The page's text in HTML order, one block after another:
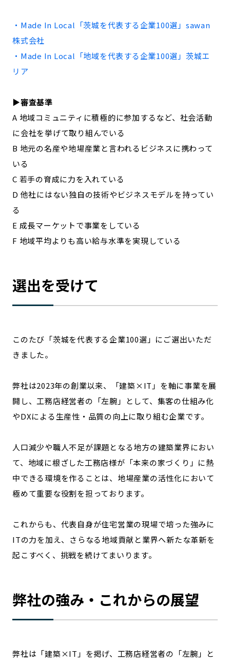
お問い合わせ 会社概要
・Made In Local「茨城を代表する企業100選」 sawan
株式会社
・Made In Local「地域を代表する企業100選」 茨城エ
リア
▶︎審査基準
A 地域コミュニティに積極的に参加するなど、社会活動
に会社を挙げて取り組んでいる
B 地元の名産や地場産業と言われるビジネスに携わって
いる
C 若手の育成に力を入れている
D 他社にはない独自の技術やビジネスモデルを持ってい
る
E 成長マーケットで事業をしている
F 地域平均よりも高い給与水準を実現している
選出を受けて
このたび「茨城を代表する企業100選」にご選出いただ
きました。
弊社は2023年の創業以来、「建築×IT」を軸に事業を展
開し、工務店経営者の「左腕」として、集客の仕組み化
やDXによる生産性・品質の向上に取り組む企業です。
人口減少や職人不足が課題となる地方の建築業界におい
て、地域に根ざした工務店様が「本来の家づくり」に熱
中できる環境を作ることは、地場産業の活性化において
極めて重要な役割を担っております。
これからも、代表自身が住宅営業の現場で培った強みに
ITの力を加え、さらなる地域貢献と業界へ新たな革新を
起こすべく、挑戦を続けてまいります。
弊社の強み・これからの展望
弊社は「建築×IT」を掲げ、工務店経営者の「左腕」と